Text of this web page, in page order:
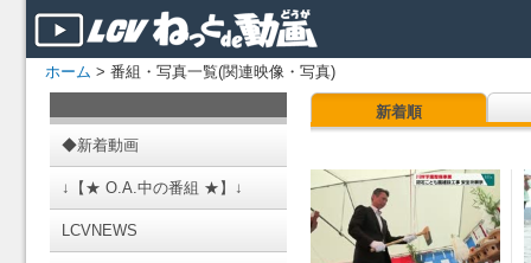
ホーム > 番組・写真一覧(関連映像・写真)
◆新着動画
↓【★ O.A.中の番組 ★】↓
LCVNEWS
新着順